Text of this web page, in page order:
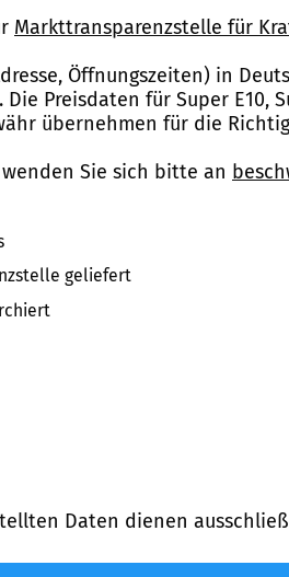
Markttransparenzstelle für
Öffnungszeiten) in
Preisdaten für Super
übernehmen für die
Sie sich bitte an
geliefert
Daten dienen